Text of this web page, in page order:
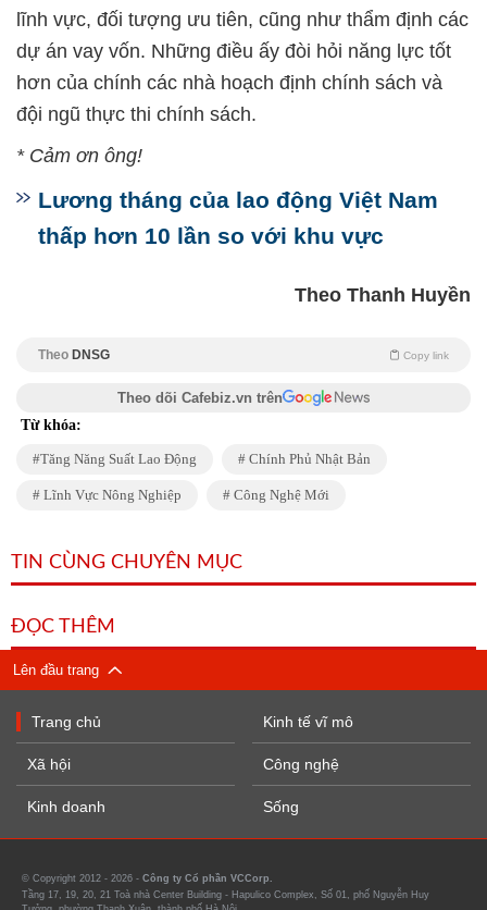
lĩnh vực, đối tượng ưu tiên, cũng như thẩm định các
dự án vay vốn. Những điều ấy đòi hỏi năng lực tốt
hơn của chính các nhà hoạch định chính sách và
đội ngũ thực thi chính sách.
* Cảm ơn ông!
Lương tháng của lao động Việt Nam
thấp hơn 10 lần so với khu vực
Theo Thanh Huyền
Theo DNSG Copy link
Theo dõi Cafebiz.vn trên
Từ khóa:
Tăng Năng Suất Lao Động Chính Phủ Nhật Bản
Lĩnh Vực Nông Nghiệp Công Nghệ Mới
TIN CÙNG CHUYÊN MỤC
ĐỌC THÊM
Lên đầu trang
Trang chủ
Xã hội
Kinh doanh
Kinh tế vĩ mô
Công nghệ
Sống
© Copyright 2012 - 2026 - Công ty Cổ phần VCCorp.
Tầng 17, 19, 20, 21 Toà nhà Center Building - Hapulico Complex, Số 01, phố Nguyễn Huy